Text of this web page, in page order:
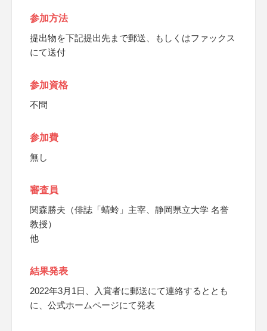
参加方法
提出物を下記提出先まで郵送、もしくはファックス
にて送付
参加資格
不問
参加費
無し
審査員
関森勝夫（俳誌「蜻蛉」主宰、静岡県立大学 名誉
教授）
他
結果発表
2022年3月1日、入賞者に郵送にて連絡するととも
に、公式ホームページにて発表